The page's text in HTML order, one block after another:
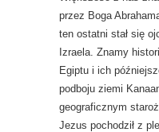
przez Boga
ten ostatni stał się
Izraela. Znamy
Egiptu i ich
podboju ziemi
geograficznym
Jezus pochodził z